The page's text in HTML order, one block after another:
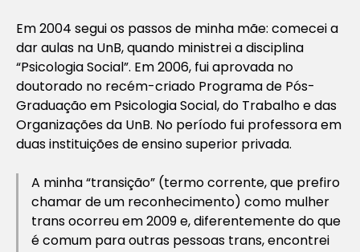
Em 2004 segui os passos de minha mãe: comecei a
dar aulas na UnB, quando ministrei a disciplina
“Psicologia Social”. Em 2006, fui aprovada no
doutorado no recém-criado Programa de Pós-
Graduação em Psicologia Social, do Trabalho e das
Organizações da UnB. No período fui professora em
duas instituições de ensino superior privada.
A minha “transição” (termo corrente, que prefiro
chamar de um reconhecimento) como mulher
trans ocorreu em 2009 e, diferentemente do que
é comum para outras pessoas trans, encontrei